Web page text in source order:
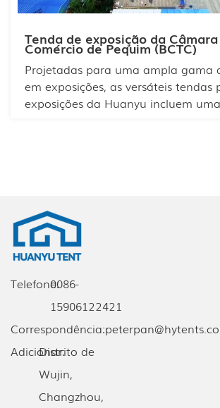
Tenda de exposição da
Comércio de Pequim (BCTC)
Projetadas para uma ampla gama
em exposições, as versáteis tendas
exposições da Huanyu incluem
Adicionar:Distrito de
Wujin,
Changzhou,
Telefone:0086-
15906122421
Correspondência: